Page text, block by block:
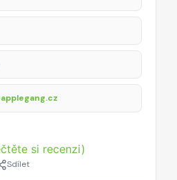
si recenzi)
Sdílet